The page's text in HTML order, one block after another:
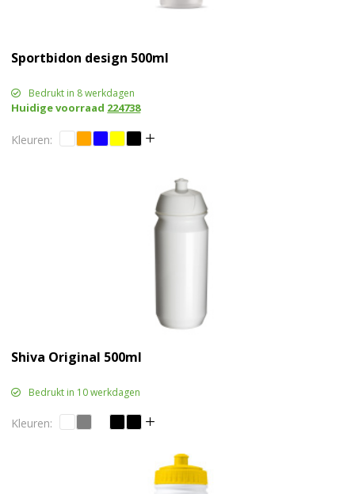
Sportbidon design 500ml
Bedrukt in 8 werkdagen
Huidige voorraad 224738
Shiva Original 500ml
Bedrukt in 10 werkdagen